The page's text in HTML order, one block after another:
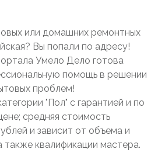
или домашних ремонтных
Вы попали по адресу!
Умело Дело готова
помощь в решении
проблем!
"Пол" с гарантией и по
средняя стоимость
и зависит от объема и
квалификации мастера.